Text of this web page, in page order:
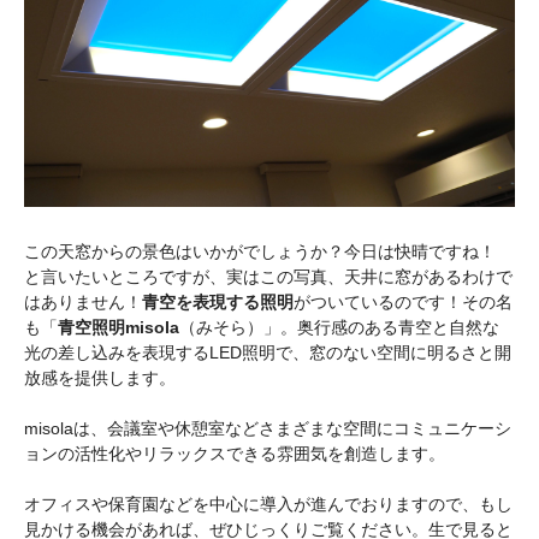
この天窓からの景色はいかがでしょうか？今日は快晴ですね！
と言いたいところですが、実はこの写真、天井に窓があるわけで
はありません！ 青空を表現する照明がついているのです！その名
も「青空照明misola （みそら）」。奥行感のある青空と自然な
光の差し込みを表現するLED照明で、窓のない空間に明るさと開
放感を提供します。
misolaは、会議室や休憩室などさまざまな空間にコミュニケーシ
ョンの活性化やリラックスできる雰囲気を創造します。
オフィスや保育園などを中心に導入が進んでおりますので、もし
見かける機会があれば、ぜひじっくりご覧ください。生で見ると